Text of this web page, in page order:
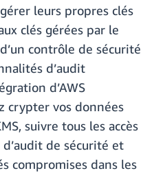
leurs propres clés
clés gérées par le
contrôle de sécurité
d’audit
d’AWS
crypter vos données
suivre tous les accès
de sécurité et
compromises dans les